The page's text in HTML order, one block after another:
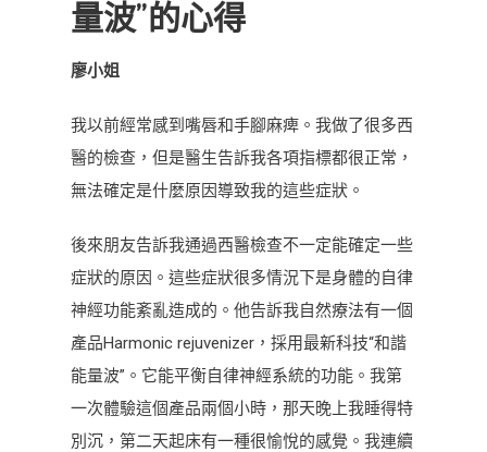
量波”的心得
廖小姐
我以前經常感到嘴唇和手腳麻痺。我做了很多西
醫的檢查，但是醫生告訴我各項指標都很正常，
無法確定是什麼原因導致我的這些症狀。
後來朋友告訴我通過西醫檢查不一定能確定一些
症狀的原因。這些症狀很多情況下是身體的自律
神經功能紊亂造成的。他告訴我自然療法有一個
產品Harmonic rejuvenizer，採用最新科技“和諧
能量波”。它能平衡自律神經系統的功能。我第
一次體驗這個產品兩個小時，那天晚上我睡得特
別沉，第二天起床有一種很愉悅的感覺。我連續